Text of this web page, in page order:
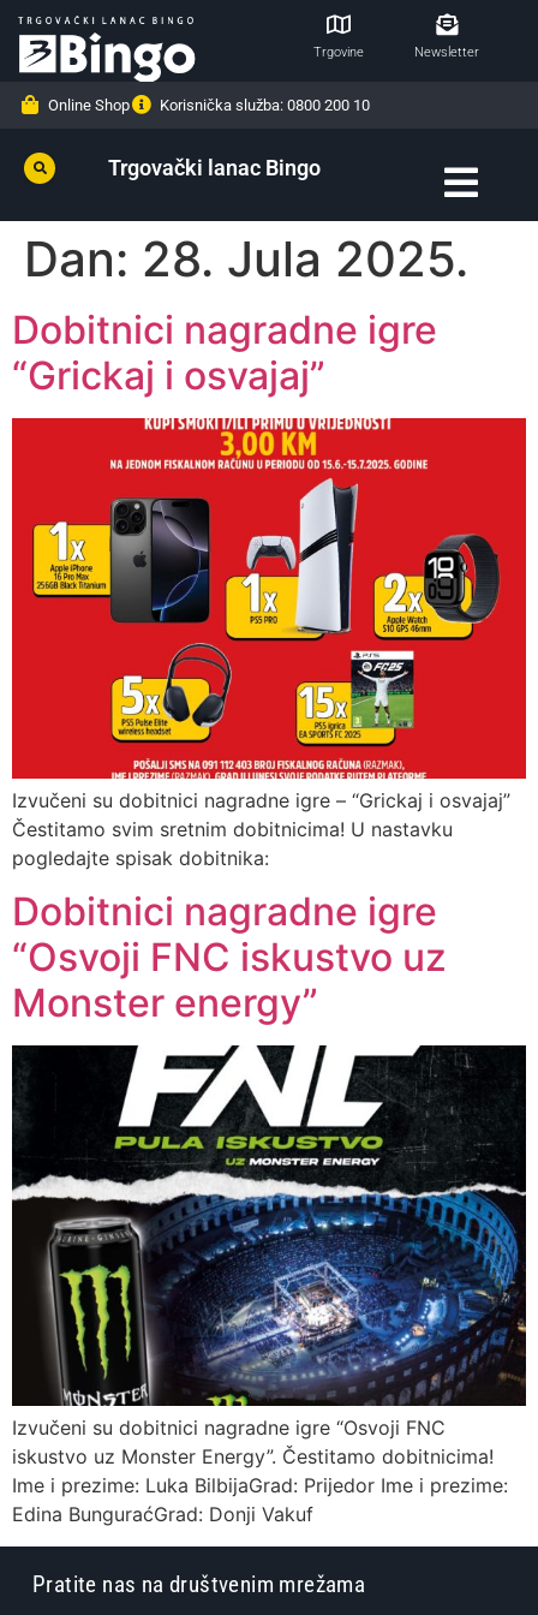
Trgovine Newsletter
Online Shop Korisnička služba: 0800 200 10
Trgovački lanac Bingo
Dan: 28. Jula 2025.
Dobitnici nagradne igre
“Grickaj i osvajaj”
Izvučeni su dobitnici nagradne igre – “Grickaj i osvajaj”
Čestitamo svim sretnim dobitnicima! U nastavku
pogledajte spisak dobitnika:
Dobitnici nagradne igre
“Osvoji FNC iskustvo uz
Monster energy”
Izvučeni su dobitnici nagradne igre “Osvoji FNC
iskustvo uz Monster Energy”. Čestitamo dobitnicima!
Ime i prezime: Luka BilbijaGrad: Prijedor Ime i prezime:
Edina BunguraćGrad: Donji Vakuf
Pratite nas na društvenim mrežama